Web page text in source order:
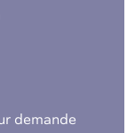
demande